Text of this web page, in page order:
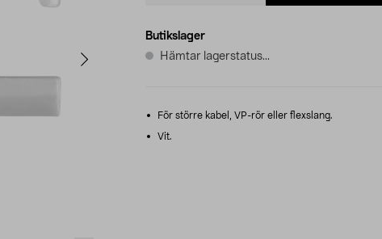
Butikslager
Hämtar lagerstatus...
För större kabel, VP-rör eller flexslang.
Vit.